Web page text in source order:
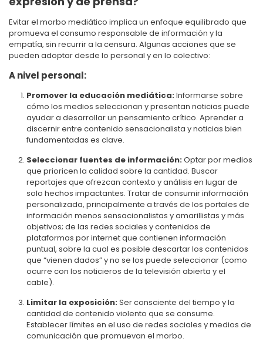
Evitar el morbo mediático implica un enfoque equilibrado que
promueva el consumo responsable de información y la
empatía, sin recurrir a la censura. Algunas acciones que se
pueden adoptar desde lo personal y en lo colectivo:
A nivel personal:
Promover la educación mediática:Informarse sobre
cómo los medios seleccionan y presentan noticias puede
ayudar a desarrollar un pensamiento crítico. Aprender a
discernir entre contenido sensacionalista y noticias bien
fundamentadas es clave.
Seleccionar fuentes de información:Optar por medios
que prioricen la calidad sobre la cantidad. Buscar
reportajes que ofrezcan contexto y análisis en lugar de
solo hechos impactantes. Tratar de consumir información
personalizada, principalmente a través de los portales de
información menos sensacionalistas y amarillistas y más
objetivos; de las redes sociales y contenidos de
plataformas por internet que contienen información
puntual, sobre la cual es posible descartar los contenidos
que “vienen dados” y no se los puede seleccionar (como
ocurre con los noticieros de la televisión abierta y el
cable).
Limitar la exposición:Ser consciente del tiempo y la
cantidad de contenido violento que se consume.
Establecer límites en el uso de redes sociales y medios de
comunicación que promuevan el morbo.